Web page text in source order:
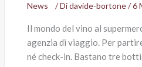
News
/ Didavide-bortone/6
Il mondo del vino al
agenzia di viaggio. Per
né check-in. Bastano tre